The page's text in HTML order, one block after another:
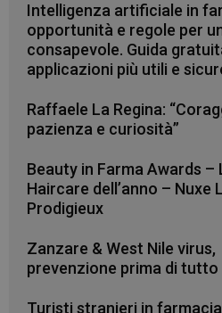
Intelligenza artificiale in
opportunità e regole per
consapevole. Guida
applicazioni più utili e
Raffaele La Regina:
pazienza e curiosità”
Beauty in Farma Awards –
Haircare dell’anno – Nuxe
Prodigieux
Zanzare & West Nile virus,
prevenzione prima di tutto
Turisti stranieri in